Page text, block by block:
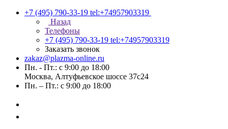
+7 (495) 790-33-19 tel:+74957903319
Назад
Телефоны
+7 (495) 790-33-19 tel:+74957903319
Заказать звонок
zakaz@plazma-online.ru
Пн. - Пт.: с 9:00 до 18:00
Москва, Алтуфьевское шоссе 37с24
Пн. – Пт.: с 9:00 до 18:00